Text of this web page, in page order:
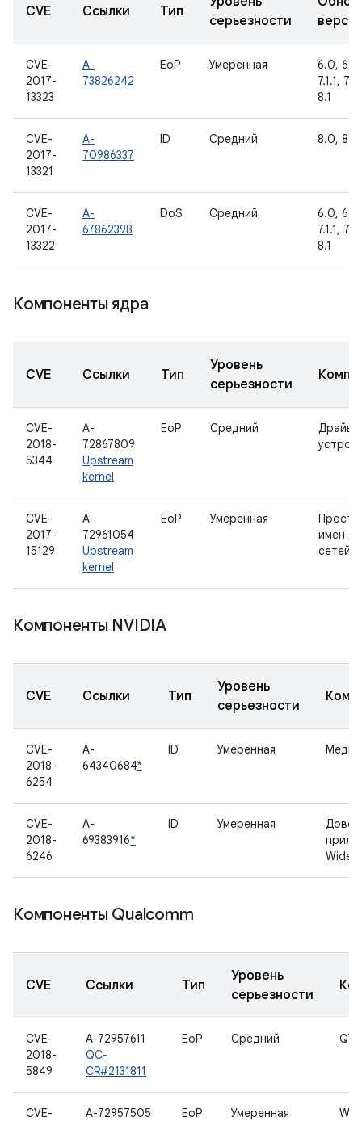
CVE Ссылки Тип
серьезности
CVE-
2017-
13323
A-
73826242
EoP Умеренная
6.0,
7.1.1,
8.1
CVE-
2017-
13321
A-
70986337
ID Средний 8.0, 8.1
CVE-
2017-
13322
A-
67862398
DoS Средний
6.0,
7.1.1,
8.1
Компоненты ядра
CVE Ссылки Тип
Уровень
серьезности
CVE-
2018-
5344
A-
72867809
Upstream
kernel
EoP Средний
CVE-
2017-
15129
A-
72961054
Upstream
kernel
EoP Умеренная
имен
сетей
Компоненты NVIDIA
CVE Ссылки Тип
Уровень
серьезности
CVE-
2018-
6254
A-
64340684*
ID Умеренная
CVE-
2018-
6246
A-
69383916*
ID Умеренная
Компоненты Qualcomm
CVE Ссылки Тип
Уровень
серьезности
CVE-
2018-
5849
A-72957611
QC-
CR#2131811
EoP Средний
CVE-
A-72957505
EoP Умеренная